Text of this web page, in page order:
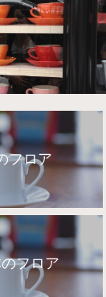
フロア
フロア